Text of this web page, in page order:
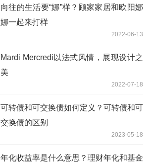
向往的生活要“娜”样？顾家家居和欧阳娜
娜一起来打样
2022-06-13
Mardi Mercredi以法式风情，展现设计之
美
2022-07-18
可转债和可交换债如何定义？可转债和可
交换债的区别
2023-05-18
年化收益率是什么意思？理财年化和基金